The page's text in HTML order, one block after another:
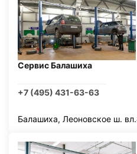
Сервис Балашиха
+7 (495) 431-63-63
Балашиха, Леоновское ш.